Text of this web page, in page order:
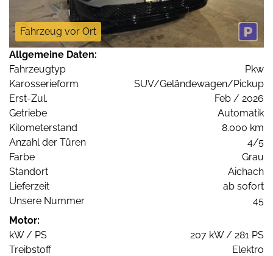
Fahrzeug vor Ort
Allgemeine Daten:
Fahrzeugtyp
Pkw
Karosserieform
SUV/Geländewagen/Pickup
Erst-Zul.
Feb / 2026
Getriebe
Automatik
Kilometerstand
8.000 km
Anzahl der Türen
4/5
Farbe
Grau
Standort
Aichach
Lieferzeit
ab sofort
Unsere Nummer
45
Motor:
kW / PS
207 kW / 281 PS
Treibstoff
Elektro